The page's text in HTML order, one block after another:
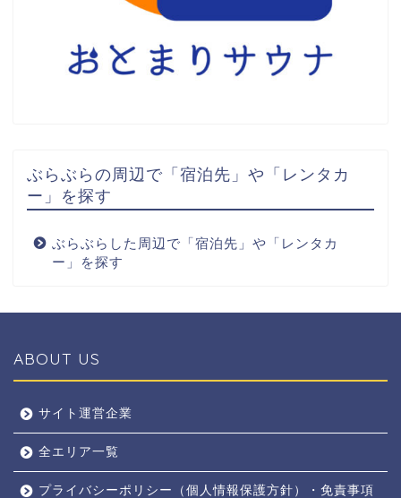
ぶらぶらの周辺で「宿泊先」や「レンタカ
ー」を探す
ぶらぶらした周辺で「宿泊先」や「レンタカ
ー」を探す
ABOUT US
サイト運営企業
全エリア一覧
プライバシーポリシー（個人情報保護方針）・免責事項